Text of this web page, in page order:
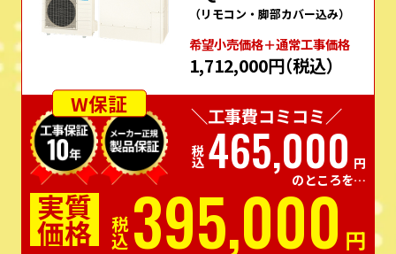
（リモコン・脚部カバー込み）
希望⼩売価格＋通常⼯事価格
1,712,000円（税込）
W保証
＼工事費コミコミ／
税込465,000 円
のところを…
実質
価格 税込395,000 円